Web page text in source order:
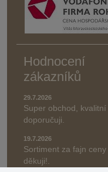
Hodnocení
zákazníků
29.7.2026
Super obchod,
doporučuji.
19.7.2026
Sortiment za fajn
děkuji!.